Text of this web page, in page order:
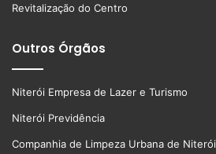
Revitalização do Centro
Outros Órgãos
Niterói Empresa de Lazer e Turismo
Niterói Previdência
Companhia de Limpeza Urbana de Niterói